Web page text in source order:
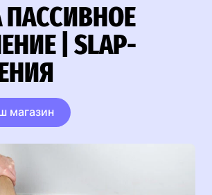
ПАССИВНОЕ
| SLAP-
магазин